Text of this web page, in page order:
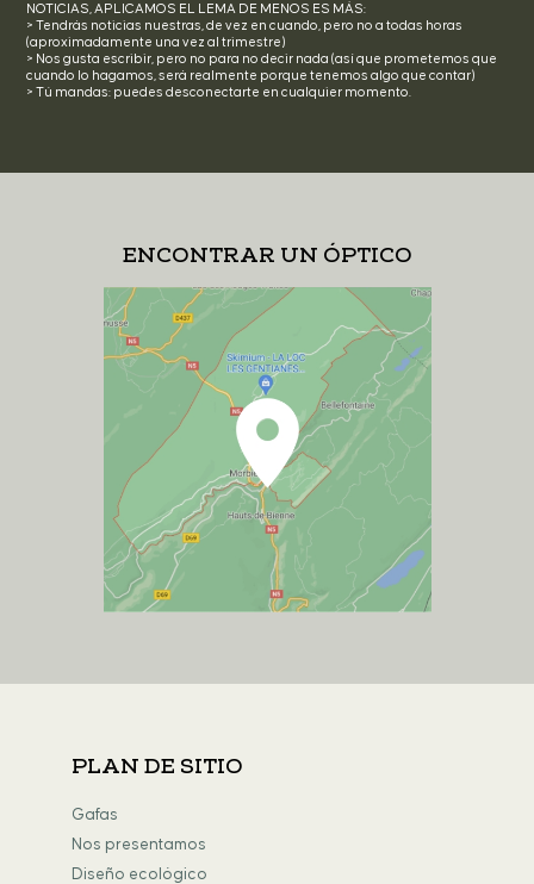
NOTICIAS, APLICAMOS EL LEMA DE MENOS ES MÁS:
> Tendrás noticias nuestras, de vez en cuando, pero no a todas horas
(aproximadamente una vez al trimestre)
> Nos gusta escribir, pero no para no decir nada (así que prometemos que
cuando lo hagamos, será realmente porque tenemos algo que contar)
> Tú mandas: puedes desconectarte en cualquier momento.
ENCONTRAR UN ÓPTICO
PLAN DE SITIO
Gafas
Nos presentamos
Diseño ecológico